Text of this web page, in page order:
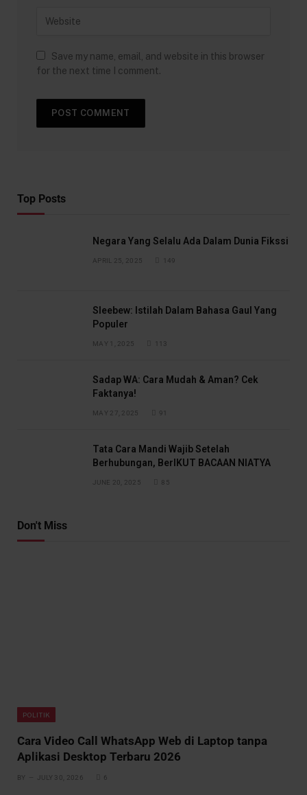
Save my name, email, and website in this browser
for the next time I comment.
Top Posts
Negara Yang Selalu Ada Dalam Dunia Fikssi
APRIL 25, 2025 149
Sleebew: Istilah Dalam Bahasa Gaul Yang
Populer
MAY 1, 2025 113
Sadap WA: Cara Mudah & Aman? Cek
Faktanya!
MAY 27, 2025 91
Tata Cara Mandi Wajib Setelah
Berhubungan, BerIKUT BACAAN NIATYA
JUNE 20, 2025 85
Don't Miss
POLITIK
Cara Video Call WhatsApp Web di Laptop tanpa
Aplikasi Desktop Terbaru 2026
BY JULY 30, 2026 6